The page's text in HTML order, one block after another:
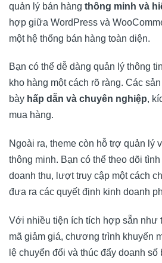
quản lý bán hàng thông minh và
hợp giữa WordPress và
một hệ thống bán hàng toàn diện.
Bạn có thể dễ dàng quản lý thông
kho hàng một cách rõ ràng. Các
bày hấp dẫn và chuyên nghiệp,
mua hàng.
Ngoài ra, theme còn hỗ trợ quản lý
thông minh. Bạn có thể theo dõi
doanh thu, lượt truy cập một cách
đưa ra các quyết định kinh doanh
Với nhiều tiện ích tích hợp sẵn như
mã giảm giá, chương trình khuyến
lệ chuyển đổi và thúc đẩy doanh số